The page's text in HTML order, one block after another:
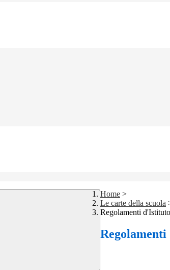
Home >
Le carte della scuola
Regolamenti d'Istituto